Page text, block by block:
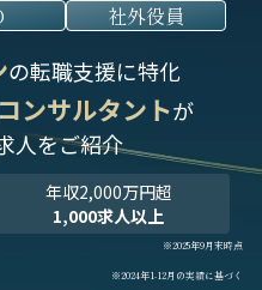
社外役員
の転職支援に特化
ンサルタントが
人をご紹介
年収2,000万円超
1,000求人以上
※2025年9月末時点
※2024年1-12月の実績に基づく